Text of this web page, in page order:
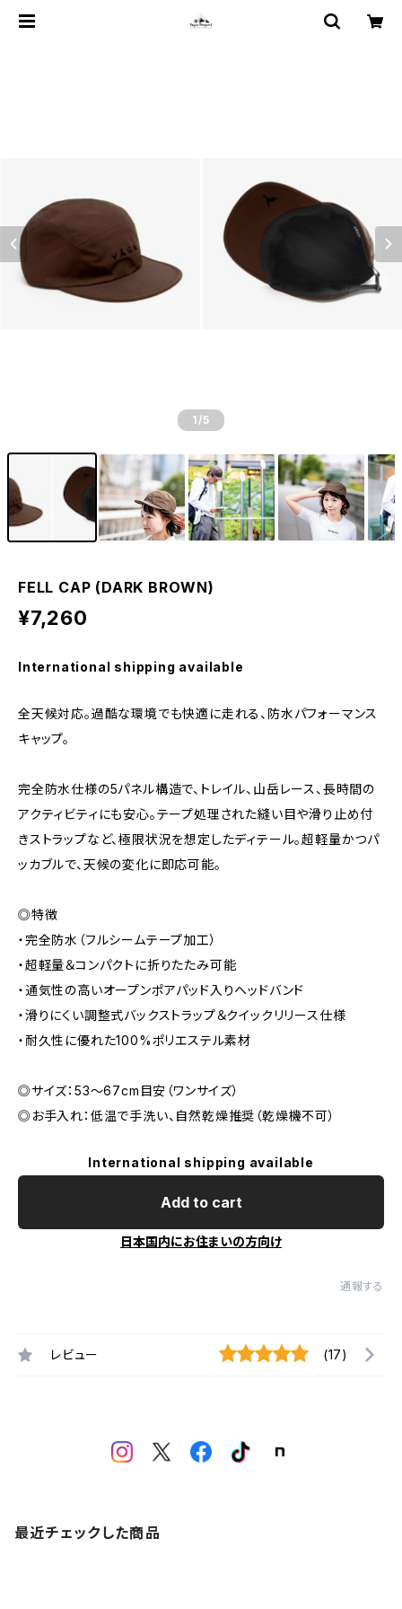
1 /5
FELL CAP (DARK BROWN)
¥7,260
International shipping available
全天候対応。過酷な環境でも快適に走れる、防水パフォーマンス
キャップ。
完全防水仕様の5パネル構造で、トレイル、山岳レース、長時間の
アクティビティにも安心。テープ処理された縫い目や滑り止め付
きストラップなど、極限状況を想定したディテール。超軽量かつパ
ッカブルで、天候の変化に即応可能。
◎特徴
・完全防水（フルシームテープ加工）
・超軽量＆コンパクトに折りたたみ可能
・通気性の高いオープンポアパッド入りヘッドバンド
・滑りにくい調整式バックストラップ＆クイックリリース仕様
・耐久性に優れた100%ポリエステル素材
◎サイズ：53〜67cm目安（ワンサイズ）
◎お手入れ：低温で手洗い、自然乾燥推奨（乾燥機不可）
International shipping available
Add to cart
日本国内にお住まいの方向け
通報する
レビュー (17)
最近チェックした商品